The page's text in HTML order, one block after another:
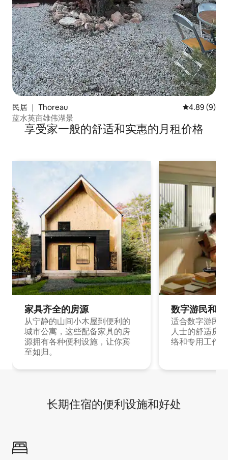
民居 ｜ Thoreau 平均评分
4.89 (9)
蓝水英亩雄伟湖景
享受家一般的舒适和实惠的月租价格
家具齐全的房源
从宁静的山间小木屋到便利的
城市公寓，这些配备家具的房
源拥有各种便利设施，让你宾
至如归。
数字游民和
适合数字游民
人士的舒适房
络和专用工作
长期住宿的便利设施和好处